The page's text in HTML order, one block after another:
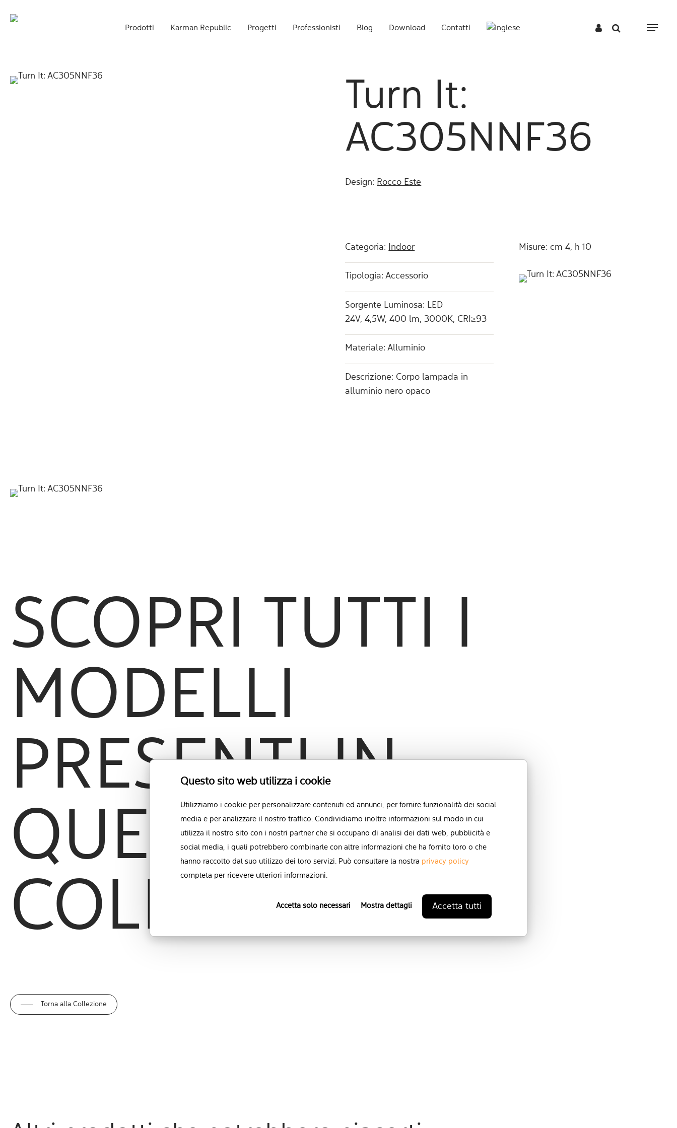
Questo sito web utilizza i cookie
Utilizziamo i cookie per personalizzare contenuti ed annunci, per fornire funzionalità dei social
media e per analizzare il nostro traffico. Condividiamo inoltre informazioni sul modo in cui
utilizza il nostro sito con i nostri partner che si occupano di analisi dei dati web, pubblicità e
social media, i quali potrebbero combinarle con altre informazioni che ha fornito loro o che
hanno raccolto dal suo utilizzo dei loro servizi. Può consultare la nostra privacy policy
completa per ricevere ulteriori informazioni.
Accetta solo necessari Mostra dettagli Accetta tutti
Prodotti Karman Republic Progetti Professionisti Blog Download Contatti Menu
Turn It:
AC305NNF36
Design: Rocco Este
Categoria: Indoor
Tipologia: Accessorio
Sorgente Luminosa: LED
24V, 4,5W, 400 lm, 3000K, CRI≥93
Materiale: Alluminio
Descrizione: Corpo lampada in
alluminio nero opaco
Misure: cm 4, h 10
SCOPRI TUTTI I
MODELLI
PRESENTI IN
QUESTA
COLLEZIONE
Torna alla Collezione